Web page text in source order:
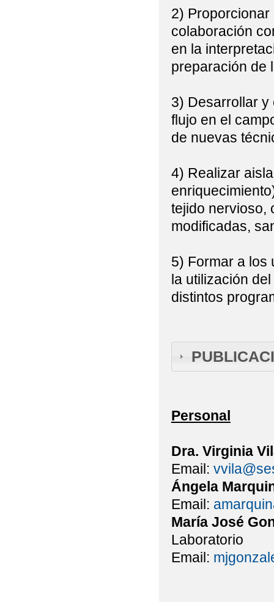
2)
colaboración
en la
preparación de
3) Desarrollar y
flujo en el
de nuevas
4) Realizar
tejido nervioso,
modificadas,
5) Formar a los
la utilización
distintos
Personal
Dra. Virginia
Email:
Ángela
Email:
María José
Laboratorio
Email: